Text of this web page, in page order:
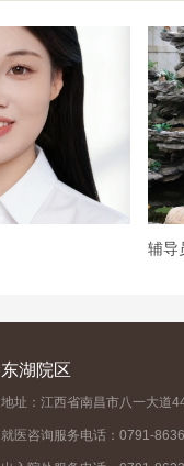
辅
东湖院区
地址：江西省南昌市八一大道
就医咨询服务电话：0791-